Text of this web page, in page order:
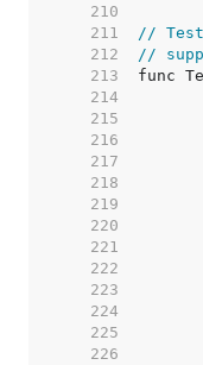
   210
   211
//
   212
//
   213
   214
   215
   216
   217
   218
   219
   220
   221
   222
   223
   224
   225
   226